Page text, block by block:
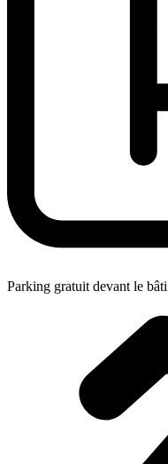
Parking gratuit devant le